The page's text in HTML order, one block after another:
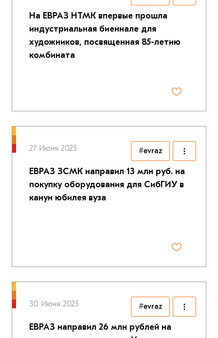
На ЕВРАЗ НТМК впервые прошла
индустриальная биеннале для
художников, посвященная 85-летию
комбината
27 Июня 2025
ЕВРАЗ ЗСМК направил 13 млн руб. на
покупку оборудования для СибГИУ в
канун юбилея вуза
#evraz
30 Июня 2025
ЕВРАЗ направил 26 млн рублей на
#evraz